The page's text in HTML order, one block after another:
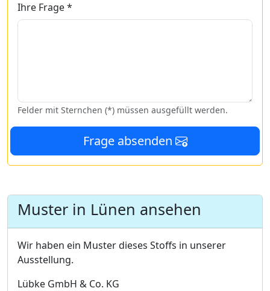
Ihre Frage *
Felder mit Sternchen (*) müssen ausgefüllt werden.
Frage absenden
Muster in Lünen ansehen
Wir haben ein Muster dieses Stoffs in unserer
Ausstellung.
Lübke GmbH & Co. KG